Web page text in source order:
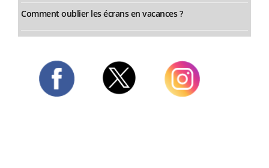
Comment oublier les écrans en vacances ?